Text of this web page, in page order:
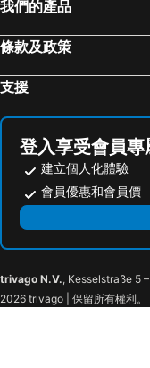
我們的產品
條款及政策
支援
登入享受會員專
建立個人化體驗
會員優惠和會員價
trivago N.V., Kesselstraße 5
2026 trivago | 保留所有權利。